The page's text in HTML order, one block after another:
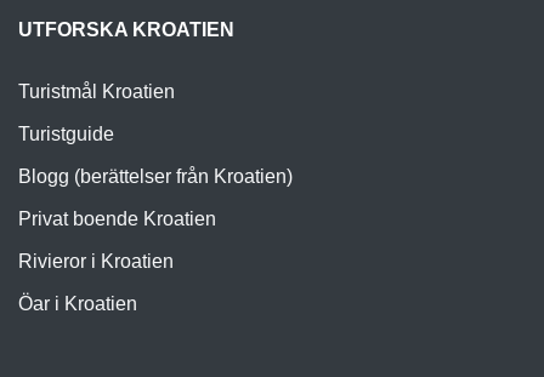
UTFORSKA KROATIEN
Turistmål Kroatien
Turistguide
Blogg (berättelser från Kroatien)
Privat boende Kroatien
Rivieror i Kroatien
Öar i Kroatien